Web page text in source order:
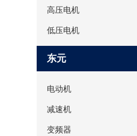
高压电机
低压电机
东元
电动机
减速机
变频器